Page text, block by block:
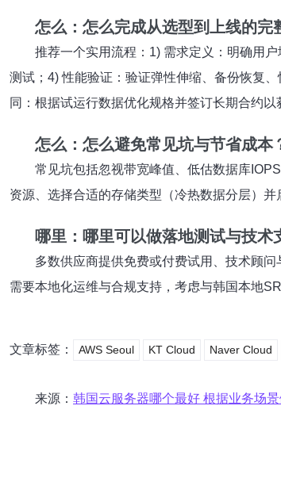
怎么：怎么完成从选型到上线的完
推荐一个实用流程：1) 需求定义：明确用
测试；4) 性能验证：验证弹性伸缩、备份恢复
同：根据试运行数据优化规格并签订长期合约以
怎么：怎么避免常见坑与节省成本
常见坑包括忽视带宽峰值、低估数据库
资源、选择合适的存储类型（冷热数据分层）
哪里：哪里可以做落地测试与技术
多数供应商提供免费或付费试用、技术顾
需要本地化运维与合规支持，考虑与韩国本地
文章标签： AWS Seoul KT Cloud Naver Cloud
来源： 韩国云服务器哪个最好 根据业务场